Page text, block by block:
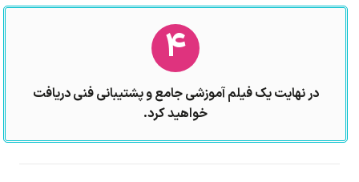
4
در نهایت یک فیلم آموزشی جامع و پشتیبانی فنی دریافت
خواهید کرد.